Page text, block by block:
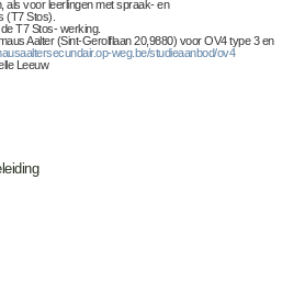
als voor leerlingen met spraak- en
(T7 Stos).
T7 Stos- werking.
Aalter (Sint-Gerolflaan 20,9880) voor OV4 type 3 en
weg.be/studieaanbod/ov4
Leeuw